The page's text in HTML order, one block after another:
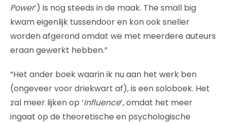
Power’) is nog steeds in de maak. The small big
kwam eigenlijk tussendoor en kon ook sneller
worden afgerond omdat we met meerdere auteurs
eraan gewerkt hebben.”
“Het ander boek waarin ik nu aan het werk ben
(ongeveer voor driekwart af), is een soloboek. Het
zal meer lijken op ‘Influence’, omdat het meer
ingaat op de theoretische en psychologische